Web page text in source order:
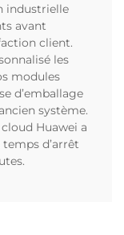
industrielle
avant
client.
les
modules
d’emballage
système.
Huawei a
d’arrêt